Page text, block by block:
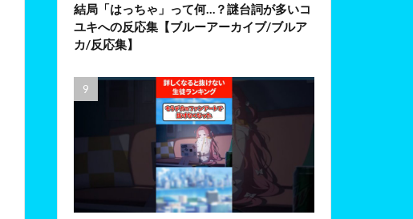
結局「はっちゃ」って何…？謎台詞が多いコ
ユキへの反応集【ブルーアーカイブ/ブルア
カ/反応集】